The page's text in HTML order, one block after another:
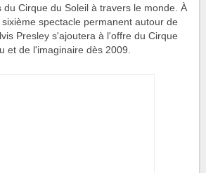
du Cirque du Soleil à travers le monde. À
sixième spectacle permanent autour de
Presley s'ajoutera à l'offre du Cirque
et de l'imaginaire dès 2009.